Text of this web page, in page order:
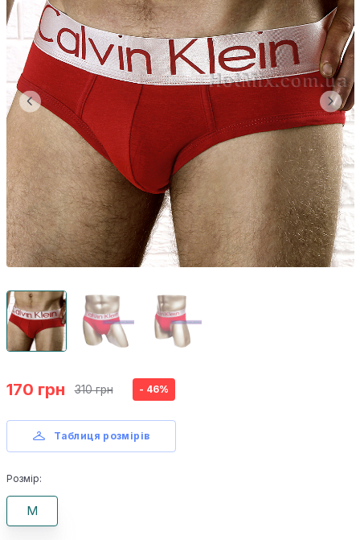
170 грн 310 грн - 46%
Таблиця розмірів
Розмір:
M